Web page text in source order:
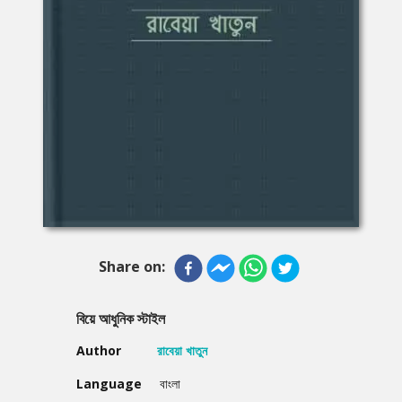
Share on:
বিয়ে আধুনিক স্টাইল
Author
রাবেয়া খাতুন
Language
বাংলা